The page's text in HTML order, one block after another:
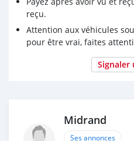
reçu.
Attention aux véhicules
pour être vrai, faites
Signaler
Midrand
Ses annonces